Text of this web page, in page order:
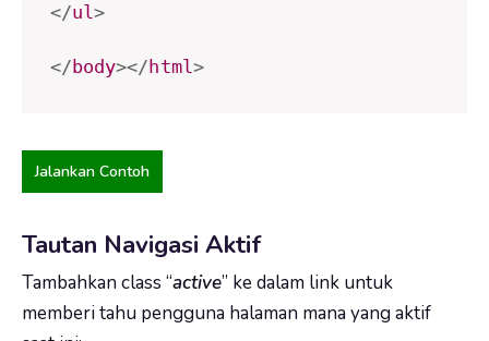
</ul>
</ body></ html>
Jalankan Contoh
Tautan Navigasi Aktif
Tambahkan class “active” ke dalam link untuk
memberi tahu pengguna halaman mana yang aktif